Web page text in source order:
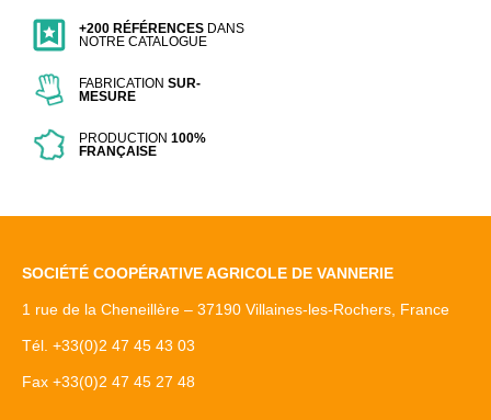
+200 RÉFÉRENCES DANS
NOTRE CATALOGUE
FABRICATIONSUR-
MESURE
PRODUCTION100%
FRANÇAISE
SOCIÉTÉ COOPÉRATIVE AGRICOLE DE VANNERIE
1 rue de la Cheneillère – 37190 Villaines-les-Rochers, France
Tél. +33(0)2 47 45 43 03
Fax +33(0)2 47 45 27 48